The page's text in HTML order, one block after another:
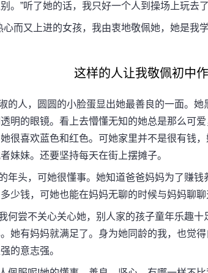
。”听了她的话，我只好一个人到操场上玩去了
又上进的女孩，我由衷地敬佩她，她是我学
这样的人让我敬佩初中
人，圆圆的小脸蛋显出她最善良的一面。她
明的眼镜。看上去懵懂无知的她总是那么可
很喜欢蓝色和红色。可她家里并不是很有钱
妹妹。还要坚持每天在街上摆摊子。
头，可她很懂事。她知道爸爸妈妈为了赚钱
少钱，可她也能在妈妈无聊的时候与妈妈聊聊
尝不关心关心她，别人家的孩子童年乐趣十
她有妈妈就满足了。身为她同龄的我，也觉
的意志强。